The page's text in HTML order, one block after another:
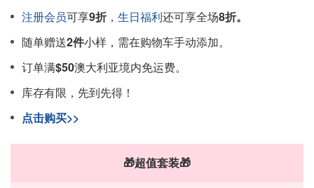
注册会员可享9折 ， 生日福利还可享全场8折。
随单赠送2件小样，需在购物车手动添加。
订单满$50澳大利亚境内免运费。
库存有限，先到先得！
点击购买>>
🎁超值套装🎁